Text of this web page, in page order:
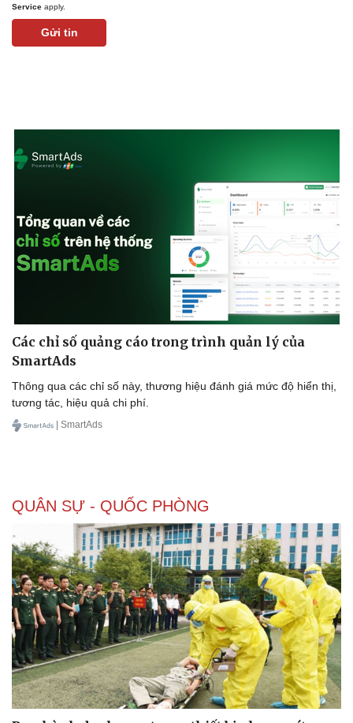
Vụ án
Việt Nam
Phân tích
Thể thao
Bóng đá
Lịch thi đấu bóng đá
Thế giới thể thao
eSports
Hậu trường
Ô tô - Xe máy
Ô tô
Xe máy
Tư vấn
Service apply.
Gửi tin
Các chỉ số quảng cáo trong trình quản lý của
SmartAds
Thông qua các chỉ số này, thương hiệu đánh giá mức độ hiển thị,
tương tác, hiệu quả chi phí.
| SmartAds
QUÂN SỰ - QUỐC PHÒNG